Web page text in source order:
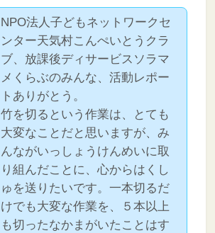
NPO法人子どもネットワークセ
ンター天気村こんぺいとうクラ
ブ、放課後ディサービスソラマ
メくらぶのみんな、活動レポー
トありがとう。
竹を切るという作業は、とても
大変なことだと思いますが、み
んながいっしょうけんめいに取
り組んだことに、心からはくし
ゅを送りたいです。一本切るだ
けでも大変な作業を、５本以上
も切ったなかまがいたことはす